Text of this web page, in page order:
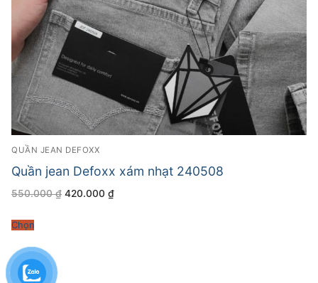
QUẦN JEAN DEFOXX
Quần jean Defoxx xám nhạt 240508
550.000₫ Giá
420.000 ₫Giá
Chọn